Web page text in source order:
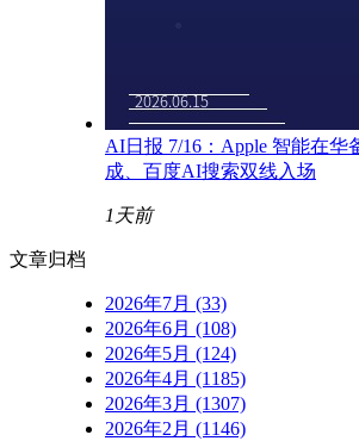
AI日报 7/16：Apple 智能在华
成、百度AI搜索双线入场
1天前
文章归档
2026年7月 (33)
2026年6月 (108)
2026年5月 (124)
2026年4月 (1185)
2026年3月 (1307)
2026年2月 (1146)